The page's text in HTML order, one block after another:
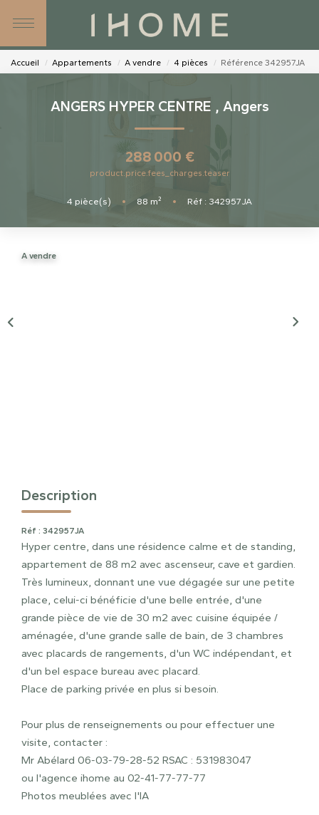
SIMULATEURS
NOS AGENCES
NOS CONSEILLERS
CONTACT
Accueil Appartements A vendre 4 pièces Référence 342957JA
ANGERS HYPER CENTRE , Angers
288 000 €
product.price.fees_charges.teaser
4 pièce(s) • 88 m² • Réf : 342957JA
A vendre
Description
Réf : 342957JA
Hyper centre, dans une résidence calme et de standing,
appartement de 88 m2 avec ascenseur, cave et gardien.
Très lumineux, donnant une vue dégagée sur une petite
place, celui-ci bénéficie d'une belle entrée, d'une
grande pièce de vie de 30 m2 avec cuisine équipée /
aménagée, d'une grande salle de bain, de 3 chambres
avec placards de rangements, d'un WC indépendant, et
d'un bel espace bureau avec placard.
Place de parking privée en plus si besoin.
Pour plus de renseignements ou pour effectuer une
visite, contacter :
Mr Abélard 06-03-79-28-52 RSAC : 531983047
ou l'agence ihome au 02-41-77-77-77
Photos meublées avec l'IA